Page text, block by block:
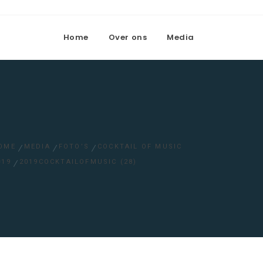
Home Over ons Media
MEDIA FOTO’S
COCKTAIL OF MUSIC
2019COCKTAILOFMUSIC (28)